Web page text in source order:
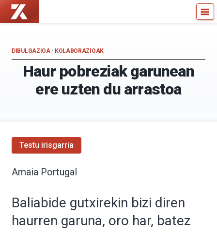
Zientzia
Kultura
Katedra
Kultura
Haur pobreziak garunean
ere uzten du arrastoa
DIBULGAZIOA· KOLABORAZIOAK
Testu irisgarria
Amaia Portugal
Baliabide gutxirekin bizi diren
haurren garuna, oro har, batez